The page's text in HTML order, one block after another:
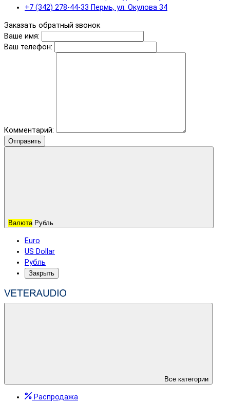
+7 (342) 278-44-33 Пермь, ул. Окулова 34
Заказать обратный звонок
Ваше имя:
Ваш телефон:
Комментарий:
Отправить
Валюта Рубль
Euro
US Dollar
Рубль
Закрыть
Все категории
Распродажа